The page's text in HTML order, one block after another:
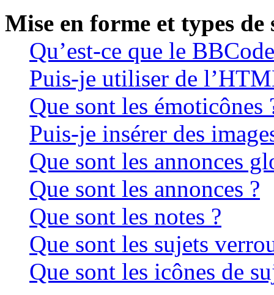
Mise en forme et types de
Qu’est-ce que le
Puis-je utiliser de
Que sont les émoticônes
Puis-je insérer des
Que sont les annonces
Que sont les annonces ?
Que sont les notes ?
Que sont les sujets
Que sont les icônes de